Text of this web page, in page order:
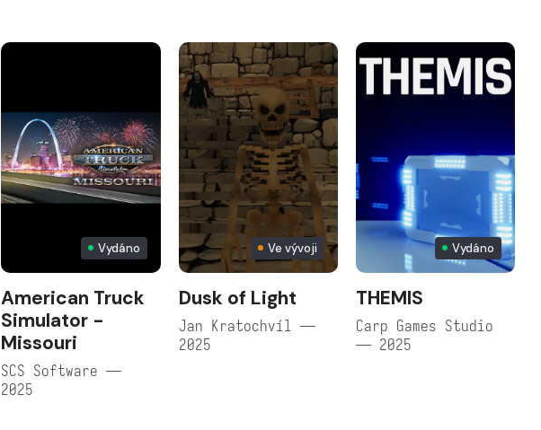
Vydáno
American Truck
Simulator -
Missouri
SCS Software —
2025
Ve vývoji
Dusk of Light
Jan Kratochvíl —
2025
Vydáno
THEMIS
Carp Games Studio
— 2025